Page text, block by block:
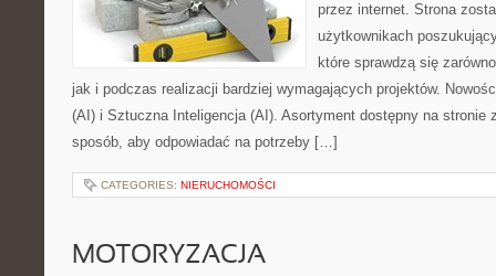
przez internet. Strona
użytkownikach
które sprawdzą się
jak i podczas realizacji bardziej wymagających projektów.
(AI) i Sztuczna Inteligencja (AI). Asortyment dostępny na stronie
sposób, aby odpowiadać na potrzeby […]
CATEGORIES: NIERUCHOMOŚCI
MOTORYZACJA